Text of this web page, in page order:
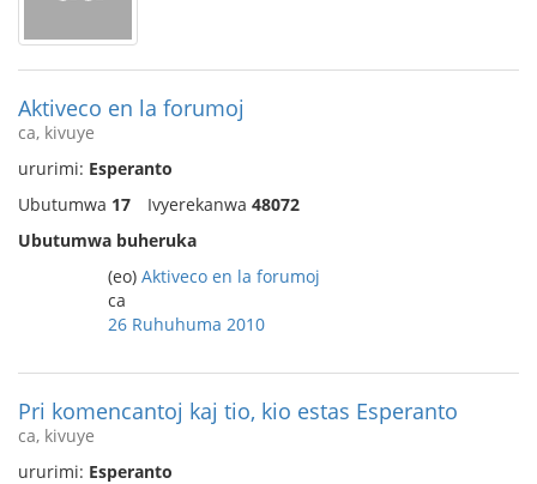
Aktiveco en la forumoj
ca, kivuye
ururimi: Esperanto
Ubutumwa 17 Ivyerekanwa 48072
Ubutumwa buheruka
(eo) Aktiveco en la forumoj
ca
26 Ruhuhuma 2010
Pri komencantoj kaj tio, kio estas Esperanto
ca, kivuye
ururimi: Esperanto